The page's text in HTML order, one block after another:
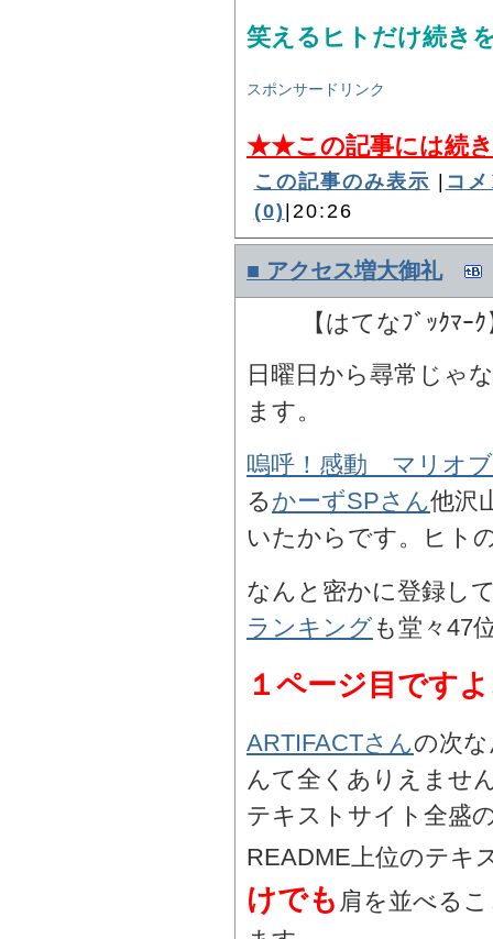
笑えるヒトだけ続き
スポンサードリンク
★★この記事には続
この記事のみ表示 | コ
(0)|20:26
■ アクセス増大御礼
【はてなﾌﾞｯｸﾏｰ
日曜日から尋常じゃ
ます。
嗚呼！感動 マリオ
る かーずSPさん他沢
いたからです。ヒト
なんと密かに登録し
ランキングも堂々47
１ページ目です
ARTIFACTさんの次
んて全くありえませ
テキストサイト全盛
README上位のテキ
けでも 肩を並べる